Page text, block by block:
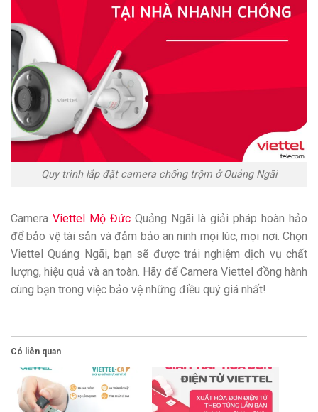
Quy trình lắp đặt camera chống trộm ở Quảng Ngãi
Camera Viettel Mộ Đức Quảng Ngãi là giải pháp hoàn hảo
để bảo vệ tài sản và đảm bảo an ninh mọi lúc, mọi nơi. Chọn
Viettel Quảng Ngãi, bạn sẽ được trải nghiệm dịch vụ chất
lượng, hiệu quả và an toàn. Hãy để Camera Viettel đồng hành
cùng bạn trong việc bảo vệ những điều quý giá nhất!
Có liên quan